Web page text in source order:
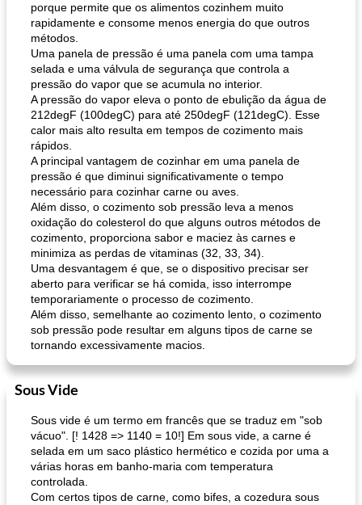
muffins de farelo de harriet sopa de lentilha líbia
porque permite que os alimentos cozinhem muito
rapidamente e consome menos energia do que outros
métodos.
Uma panela de pressão é uma panela com uma tampa
selada e uma válvula de segurança que controla a
pressão do vapor que se acumula no interior.
A pressão do vapor eleva o ponto de ebulição da água de
212degF (100degC) para até 250degF (121degC). Esse
calor mais alto resulta em tempos de cozimento mais
rápidos.
A principal vantagem de cozinhar em uma panela de
pressão é que diminui significativamente o tempo
necessário para cozinhar carne ou aves.
Além disso, o cozimento sob pressão leva a menos
oxidação do colesterol do que alguns outros métodos de
cozimento, proporciona sabor e maciez às carnes e
minimiza as perdas de vitaminas (32, 33, 34).
Uma desvantagem é que, se o dispositivo precisar ser
aberto para verificar se há comida, isso interrompe
temporariamente o processo de cozimento.
Além disso, semelhante ao cozimento lento, o cozimento
sob pressão pode resultar em alguns tipos de carne se
tornando excessivamente macios.
Sous Vide
Sous vide é um termo em francês que se traduz em "sob
vácuo". [! 1428 => 1140 = 10!] Em sous vide, a carne é
selada em um saco plástico hermético e cozida por uma a
várias horas em banho-maria com temperatura
controlada.
Com certos tipos de carne, como bifes, a cozedura sous